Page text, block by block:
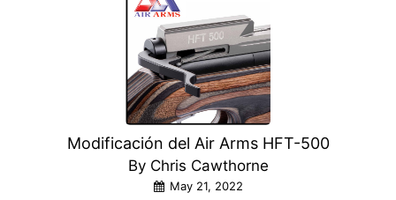
Modificación del Air Arms HFT-500
By Chris Cawthorne
May 21, 2022